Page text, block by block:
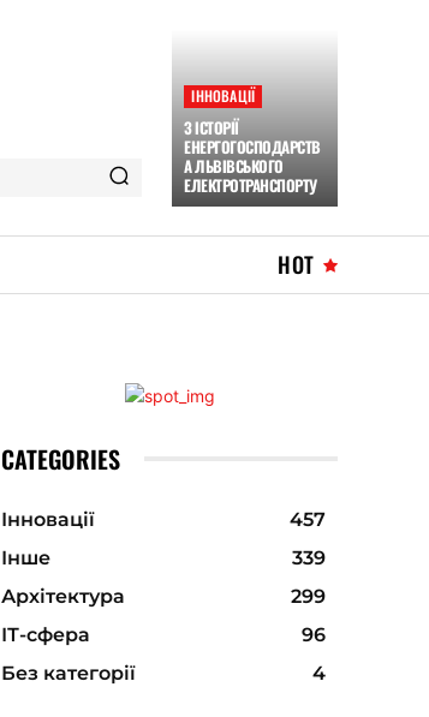
ІННОВАЦІЇ
З ІСТОРІЇ
ЕНЕРГОГОСПОДАРСТВ
А ЛЬВІВСЬКОГО
ЕЛЕКТРОТРАНСПОРТУ
HOT
CATEGORIES
Інновації
457
Інше
339
Архітектура
299
ІТ-сфера
96
Без категорії
4